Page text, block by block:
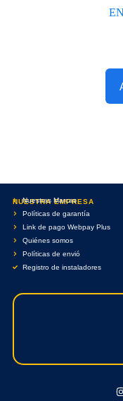
NUESTRA EMPRESA
Nuestras Marcas
Políticas de garantía
Link de pago Webpay Plus
Quiénes somos
Políticas de envió
Registro de instaladores